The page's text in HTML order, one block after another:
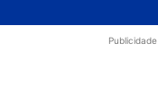
Publicidade